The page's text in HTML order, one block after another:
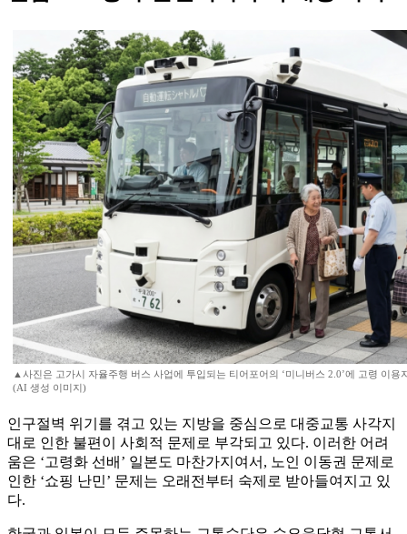
▲사진은 고가시 자율주행 버스 사업에 투입되는 티어포어의 ‘미니버스 2.0’에 고령 이용
(AI 생성 이미지)
인구절벽 위기를 겪고 있는 지방을 중심으로 대중교통 사각지
대로 인한 불편이 사회적 문제로 부각되고 있다. 이러한 어려
움은 ‘고령화 선배’ 일본도 마찬가지여서, 노인 이동권 문제로
인한 ‘쇼핑 난민’ 문제는 오래전부터 숙제로 받아들여지고 있
다.